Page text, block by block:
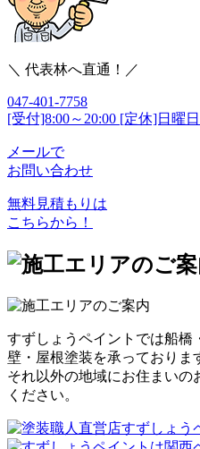
＼ 代表林へ直通！／
047-401-7758
[受付]8:00～20:00 [定休]日曜日
メールで
お問い合わせ
無料見積もりは
こちらから！
すずしょうペイントでは船橋
壁・屋根塗装を承っておりま
それ以外の地域にお住まい
ください。